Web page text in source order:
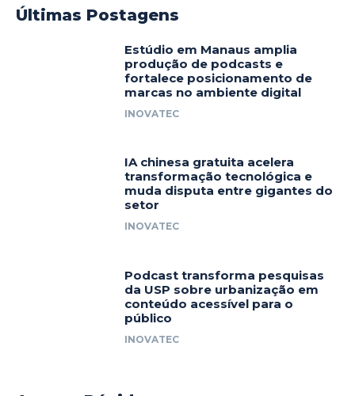
Últimas Postagens
Estúdio em Manaus amplia
produção de podcasts e
fortalece posicionamento de
marcas no ambiente digital
INOVATEC
IA chinesa gratuita acelera
transformação tecnológica e
muda disputa entre gigantes do
setor
INOVATEC
Podcast transforma pesquisas
da USP sobre urbanização em
conteúdo acessível para o
público
INOVATEC